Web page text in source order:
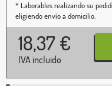
* Laborables realizando su
eligiendo envío a domicilio.
18,37 €
IVA incluido